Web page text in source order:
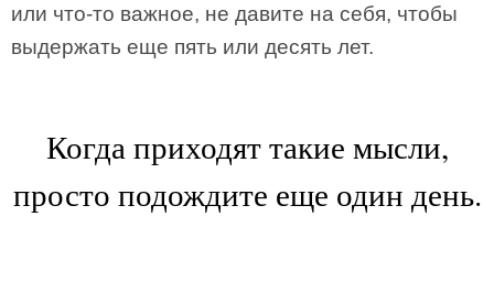
или что-то важное, не давите на себя, чтобы
выдержать еще пять или десять лет.
Когда приходят такие мысли,
просто подождите еще один день.